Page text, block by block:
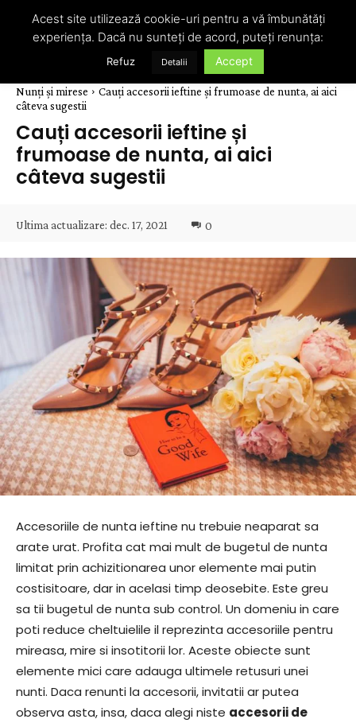
Nunți și mirese
Cauți accesorii ieftine și frumoase de nunta, ai aici
câteva sugestii
Cauți accesorii ieftine și
frumoase de nunta, ai aici
câteva sugestii
Ultima actualizare: dec. 17, 2021 0
Accesoriile de nunta ieftine nu trebuie neaparat sa
arate urat. Profita cat mai mult de bugetul de nunta
limitat prin achizitionarea unor elemente mai putin
costisitoare, dar in acelasi timp deosebite. Este greu
sa tii bugetul de nunta sub control. Un domeniu in care
poti reduce cheltuielile il reprezinta accesoriile pentru
mireasa, mire si insotitorii lor. Aceste obiecte sunt
elemente mici care adauga ultimele retusuri unei
nunti. Daca renunti la accesorii, invitatii ar putea
observa asta, insa, daca alegi niste accesorii de
Acest site utilizează cookie-uri pentru a vă îmbunătăți
experiența. Dacă nu sunteți de acord, puteți renunța:
Refuz Detalii Accept